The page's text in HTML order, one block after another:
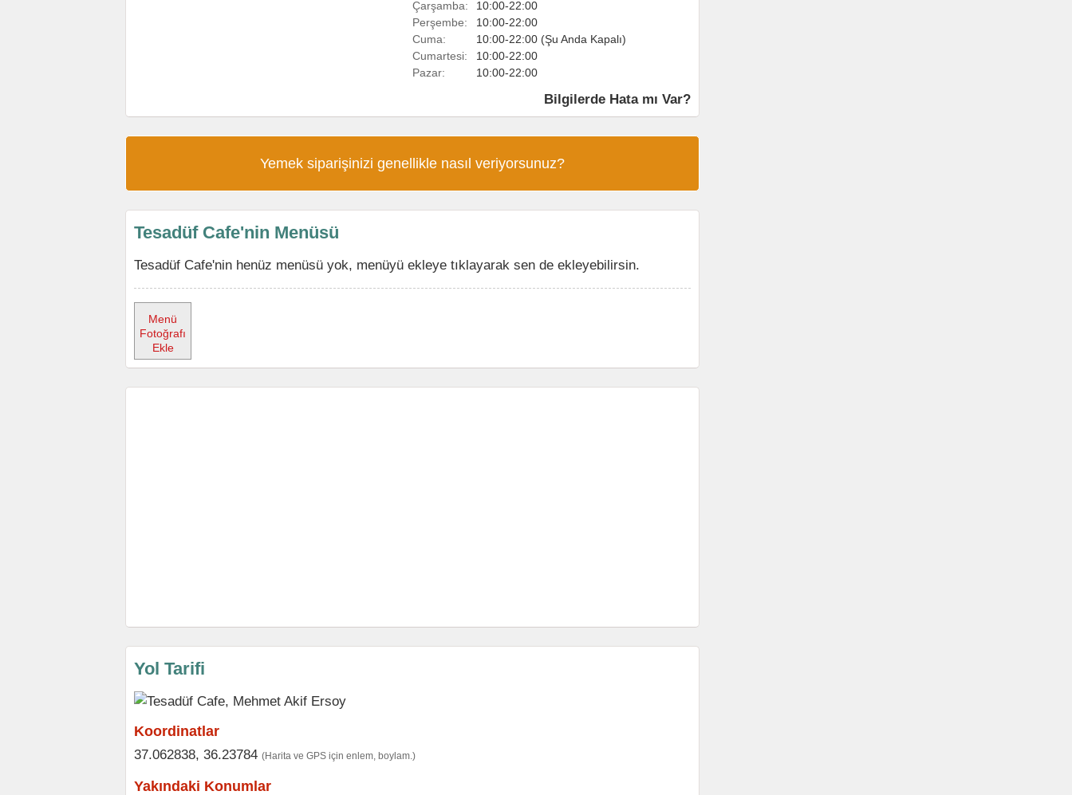
Çarşamba:
10:00-22:00
Perşembe:
10:00-22:00
Cuma:
10:00-22:00 (Şu Anda Kapalı)
Cumartesi:
10:00-22:00
Pazar:
10:00-22:00
Bilgilerde Hata mı Var?
Yemek siparişinizi genellikle nasıl veriyorsunuz?
Tesadüf Cafe'nin Menüsü
Tesadüf Cafe'nin henüz menüsü yok, menüyü ekleye tıklayarak sen de ekleyebilirsin.
Menü
Fotoğrafı
Ekle
Yol Tarifi
Koordinatlar
37.062838, 36.23784 (Harita ve GPS için enlem, boylam.)
Yakındaki Konumlar